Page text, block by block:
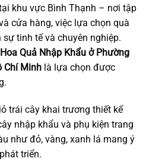
khu vực Bình Thạnh – nơi tập
cửa hàng, việc lựa chọn quà
tinh tế và chuyên nghiệp.
Quả Nhập Khẩu ở Phường
Chí Minh là lựa chọn được
trái cây khai trương thiết kế
nhập khẩu và phụ kiện trang
như đỏ, vàng, xanh lá mang ý
triển.